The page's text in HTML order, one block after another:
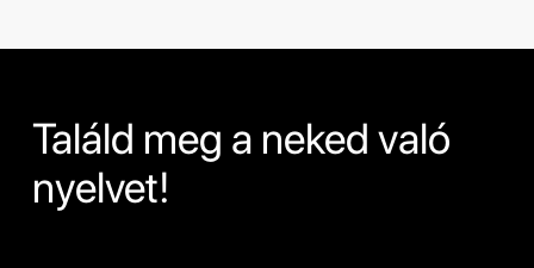
Találd meg a neked való
nyelvet!